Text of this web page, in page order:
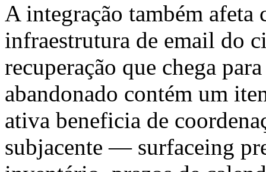
A integração também afeta
infraestrutura de email do
recuperação que chega
abandonado contém um
ativa beneficia de
subjacente — surfaceing